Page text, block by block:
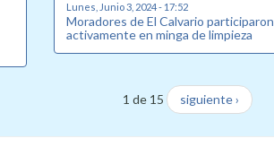
Lunes, Junio 3, 2024 - 17:52
Moradores de El Calvario participaron
activamente en minga de limpieza
1 de 15 siguiente ›